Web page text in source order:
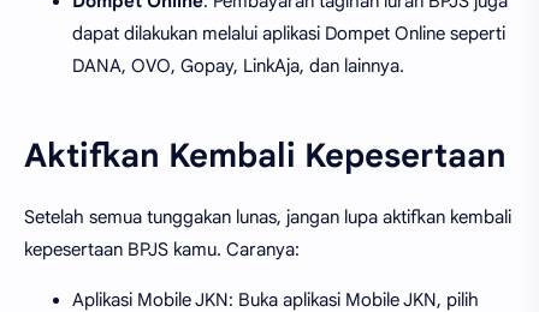
dapat dilakukan melalui aplikasi Dompet Online seperti
DANA, OVO, Gopay, LinkAja, dan lainnya.
Aktifkan Kembali Kepesertaan
Setelah semua tunggakan lunas, jangan lupa aktifkan kembali
kepesertaan BPJS kamu. Caranya:
Aplikasi Mobile JKN: Buka aplikasi Mobile JKN, pilih